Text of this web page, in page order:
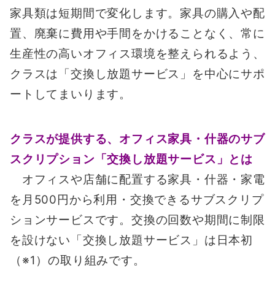
家具類は短期間で変化します。家具の購入や配
置、廃棄に費用や手間をかけることなく、常に
生産性の高いオフィス環境を整えられるよう、
クラスは「交換し放題サービス」を中心にサポ
ートしてまいります。
クラスが提供する、オフィス家具・什器のサブ
スクリプション「交換し放題サービス」とは
オフィスや店舗に配置する家具・什器・家電
を月500円から利用・交換できるサブスクリプ
ションサービスです。交換の回数や期間に制限
を設けない「交換し放題サービス」は日本初
（※1）の取り組みです。